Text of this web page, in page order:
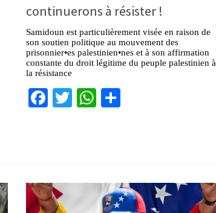
continuerons à résister !
Samidoun est particulièrement visée en raison de
son soutien politique au mouvement des
prisonnier•es palestinien•nes et à son affirmation
constante du droit légitime du peuple palestinien à
la résistance
Facebook
TwitterWhatsApp